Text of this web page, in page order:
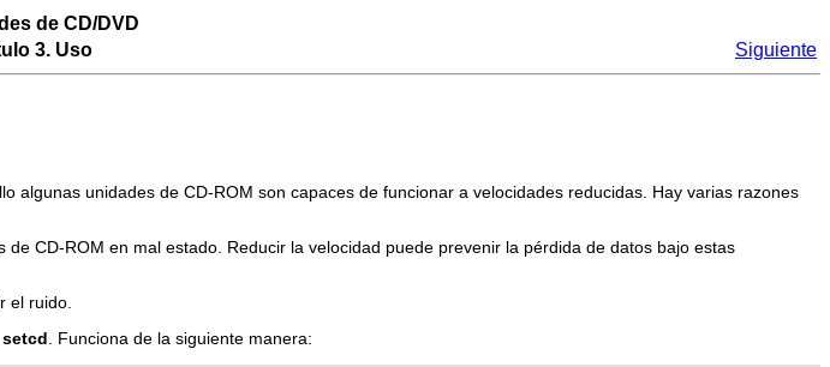
de CD/DVD
3. Uso Siguiente
unidades de CD-ROM son capaces de funcionar a velocidades reducidas. Hay varias razones
CD-ROM en mal estado. Reducir la velocidad puede prevenir la pérdida de datos bajo estas
el ruido.
setcd . Funciona de la siguiente manera: